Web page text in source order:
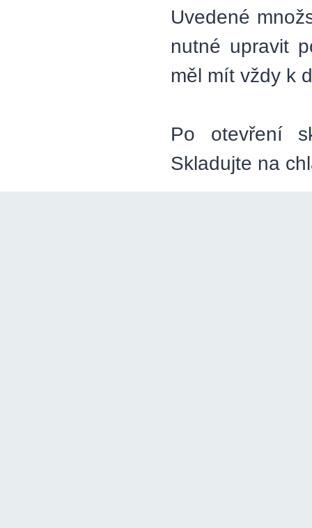
Uvedené
nutné upravit
měl mít vždy k
Po otevření
Skladujte na